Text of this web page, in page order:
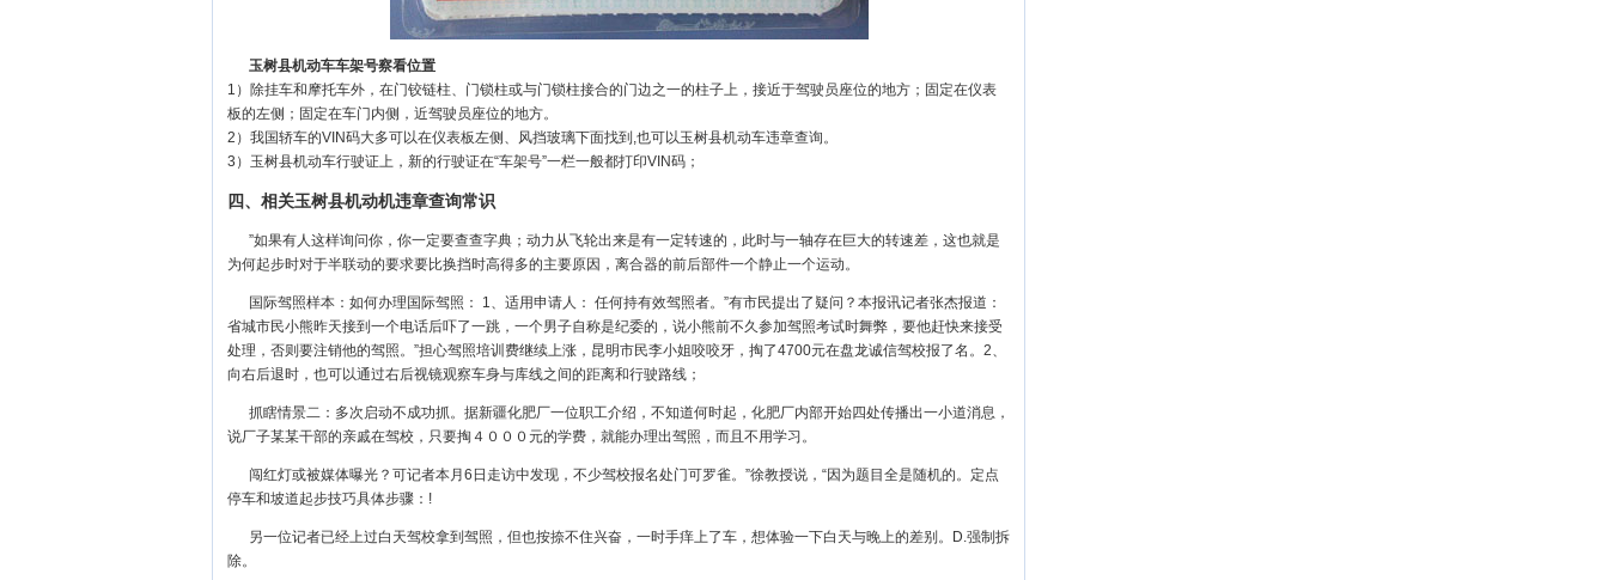
玉树县机动车车架号察看位置
1）除挂车和摩托车外，在门铰链柱、门锁柱或与门锁柱接合的门边之一的柱子上，接近于驾驶员座位的地方；固定在仪表
板的左侧；固定在车门内侧，近驾驶员座位的地方。
2）我国轿车的VIN码大多可以在仪表板左侧、风挡玻璃下面找到,也可以玉树县机动车违章查询。
3）玉树县机动车行驶证上，新的行驶证在“车架号”一栏一般都打印VIN码；
四、相关玉树县机动机违章查询常识
”如果有人这样询问你，你一定要查查字典；动力从飞轮出来是有一定转速的，此时与一轴存在巨大的转速差，这也就是
为何起步时对于半联动的要求要比换挡时高得多的主要原因，离合器的前后部件一个静止一个运动。
国际驾照样本：如何办理国际驾照： 1、适用申请人： 任何持有效驾照者。”有市民提出了疑问？本报讯记者张杰报道：
省城市民小熊昨天接到一个电话后吓了一跳，一个男子自称是纪委的，说小熊前不久参加驾照考试时舞弊，要他赶快来接受
处理，否则要注销他的驾照。”担心驾照培训费继续上涨，昆明市民李小姐咬咬牙，掏了4700元在盘龙诚信驾校报了名。2、
向右后退时，也可以通过右后视镜观察车身与库线之间的距离和行驶路线；
抓瞎情景二：多次启动不成功抓。据新疆化肥厂一位职工介绍，不知道何时起，化肥厂内部开始四处传播出一小道消息，
说厂子某某干部的亲戚在驾校，只要掏４０００元的学费，就能办理出驾照，而且不用学习。
闯红灯或被媒体曝光？可记者本月6日走访中发现，不少驾校报名处门可罗雀。”徐教授说，“因为题目全是随机的。定点
停车和坡道起步技巧具体步骤：!
另一位记者已经上过白天驾校拿到驾照，但也按捺不住兴奋，一时手痒上了车，想体验一下白天与晚上的差别。D.强制拆
除。